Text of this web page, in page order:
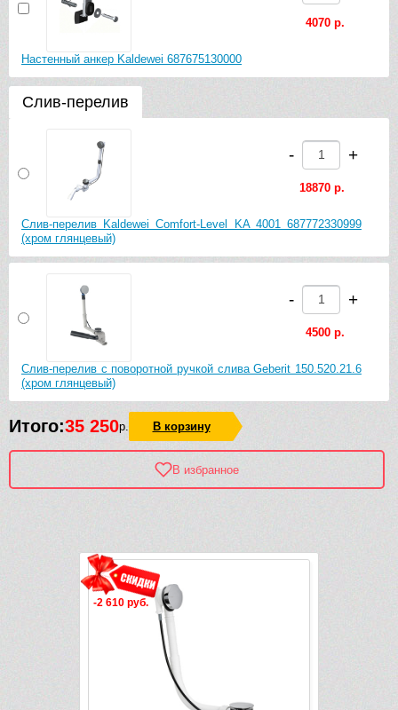
Настенный анкер Kaldewei 687675130000
4070 р.
Слив-перелив
Слив-перелив Kaldewei Comfort-Level KA 4001 687772330999
(хром глянцевый)
- +
18870 р.
Слив-перелив с поворотной ручкой слива Geberit 150.520.21.6
(хром глянцевый)
- +
4500 р.
Итого:35 250р. В корзину
В избранное
-2 610 руб.